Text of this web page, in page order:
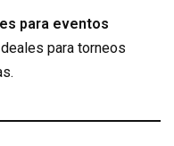
para eventos
para torneos